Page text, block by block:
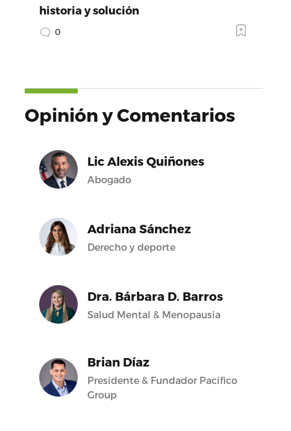
historia y solución
0
Opinión y Comentarios
Lic Alexis Quiñones
Abogado
Adriana Sánchez
Derecho y deporte
Dra. Bárbara D. Barros
Salud Mental & Menopausia
Brian Díaz
Presidente & Fundador Pacifico
Group